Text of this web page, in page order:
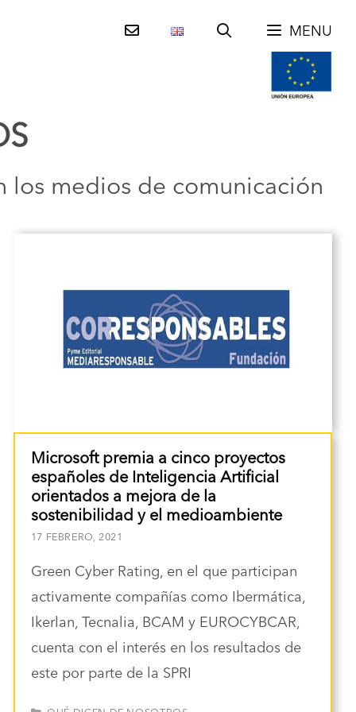
MENU
los medios de comunicación
Microsoft premia a cinco proyectos
españoles de Inteligencia Artificial
orientados a mejora de la
sostenibilidad y el medioambiente
17 FEBRERO, 2021
Green Cyber Rating, en el que participan
activamente compañías como Ibermática,
Ikerlan, Tecnalia, BCAM y EUROCYBCAR,
cuenta con el interés en los resultados de
este por parte de la SPRI